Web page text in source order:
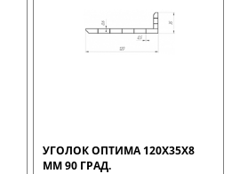
УГОЛОК ОПТИМА 120Х35Х8
ММ 90 ГРАД.